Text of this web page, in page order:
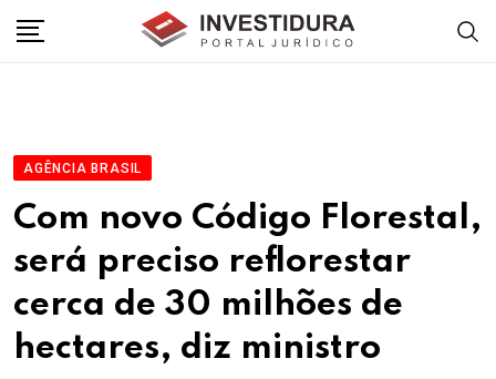
AGÊNCIA BRASIL
Com novo Código Florestal,
será preciso reflorestar
cerca de 30 milhões de
hectares, diz ministro